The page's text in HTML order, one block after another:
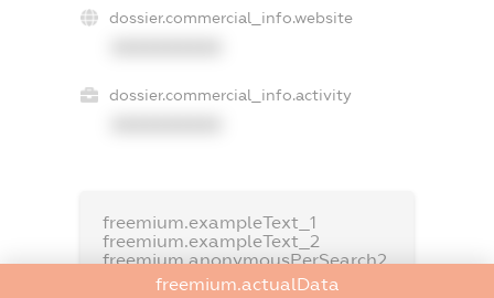
dossier.commercial_info.website
dossier.commercial_info.activity
freemium.exampleText_1
freemium.exampleText_2
freemium.anonymousPerSearch2
freemium.actualData